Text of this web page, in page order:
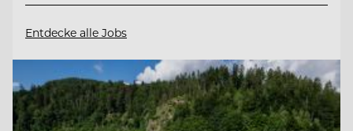
Entdecke alle Jobs